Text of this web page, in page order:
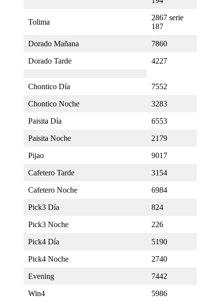
Tolima
2867 serie
187
Dorado Mañana 7860
Dorado Tarde 4227
Chontico Día 7552
Chontico Noche 3283
Paisita Día 6553
Paisita Noche 2179
Pijao 9017
Cafetero Tarde 3154
Cafetero Noche 6984
Pick3 Día 824
Pick3 Noche 226
Pick4 Día 5190
Pick4 Noche 2740
Evening 7442
Win4 5986